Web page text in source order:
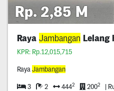
Rp. 2,85 M
Raya Jambangan Lelang
KPR: Rp.12,015,715
Raya Jambangan
3 2 4442 2002 |